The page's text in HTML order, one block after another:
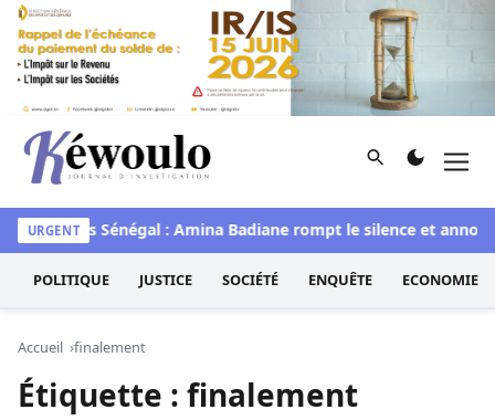
Aller au contenu
Kéwoulo, le premier site d'information et d'investigation
Rechercher
URGENT
Miss Sénégal : Amina Badiane rompt le silence et
POLITIQUE JUSTICE SOCIÉTÉ ENQUÊTE ECONOMIE
Accueil finalement
Étiquette : finalement